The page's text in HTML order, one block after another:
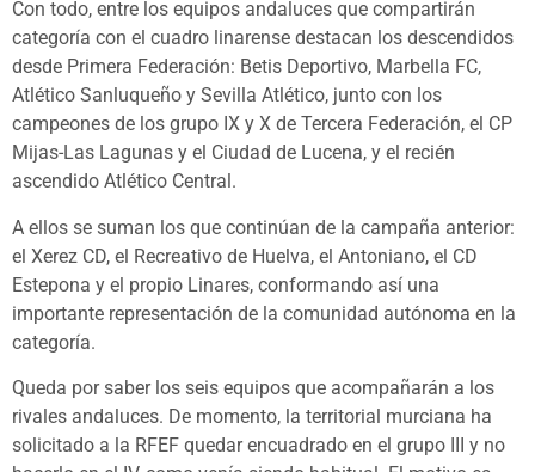
Con todo, entre los equipos andaluces que compartirán
categoría con el cuadro linarense destacan los descendidos
desde Primera Federación: Betis Deportivo, Marbella FC,
Atlético Sanluqueño y Sevilla Atlético, junto con los
campeones de los grupo IX y X de Tercera Federación, el CP
Mijas-Las Lagunas y el Ciudad de Lucena, y el recién
ascendido Atlético Central.
A ellos se suman los que continúan de la campaña anterior:
el Xerez CD, el Recreativo de Huelva, el Antoniano, el CD
Estepona y el propio Linares, conformando así una
importante representación de la comunidad autónoma en la
categoría.
Queda por saber los seis equipos que acompañarán a los
rivales andaluces. De momento, la territorial murciana ha
solicitado a la RFEF quedar encuadrado en el grupo III y no